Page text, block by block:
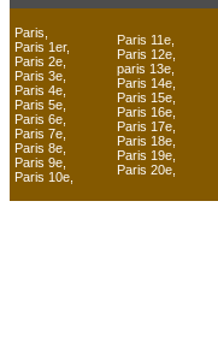
Paris,
Paris 1er,
Paris 2e,
Paris 3e,
Paris 4e,
Paris 5e,
Paris 6e,
Paris 7e,
Paris 8e,
Paris 9e,
Paris 10e,
Paris 11e,
Paris 12e,
paris 13e,
Paris 14e,
Paris 15e,
Paris 16e,
Paris 17e,
Paris 18e,
Paris 19e,
Paris 20e,